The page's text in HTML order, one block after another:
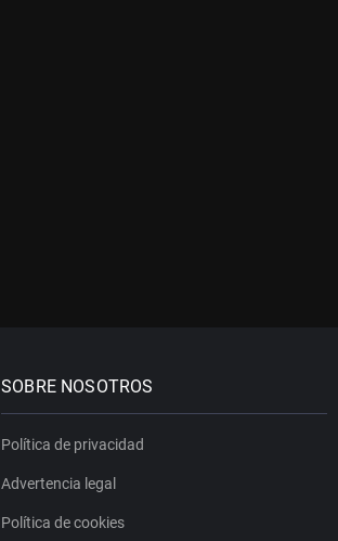
SOBRE NOSOTROS
Política de privacidad
Advertencia legal
Política de cookies